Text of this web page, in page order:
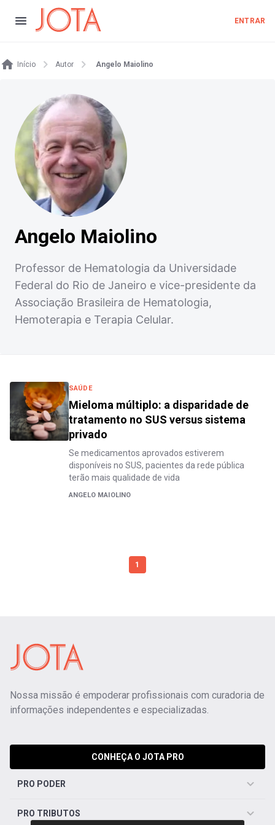
ENTRAR
Início Autor Angelo Maiolino
Angelo Maiolino
Professor de Hematologia da Universidade
Federal do Rio de Janeiro e vice-presidente da
Associação Brasileira de Hematologia,
Hemoterapia e Terapia Celular.
SAÚDE
Mieloma múltiplo: a disparidade de
tratamento no SUS versus sistema
privado
Se medicamentos aprovados estiverem
disponíveis no SUS, pacientes da rede pública
terão mais qualidade de vida
ANGELO MAIOLINO
1
Nossa missão é empoderar profissionais com curadoria de
informações independentes e especializadas.
CONHEÇA O JOTA PRO
PRO PODER
PRO TRIBUTOS